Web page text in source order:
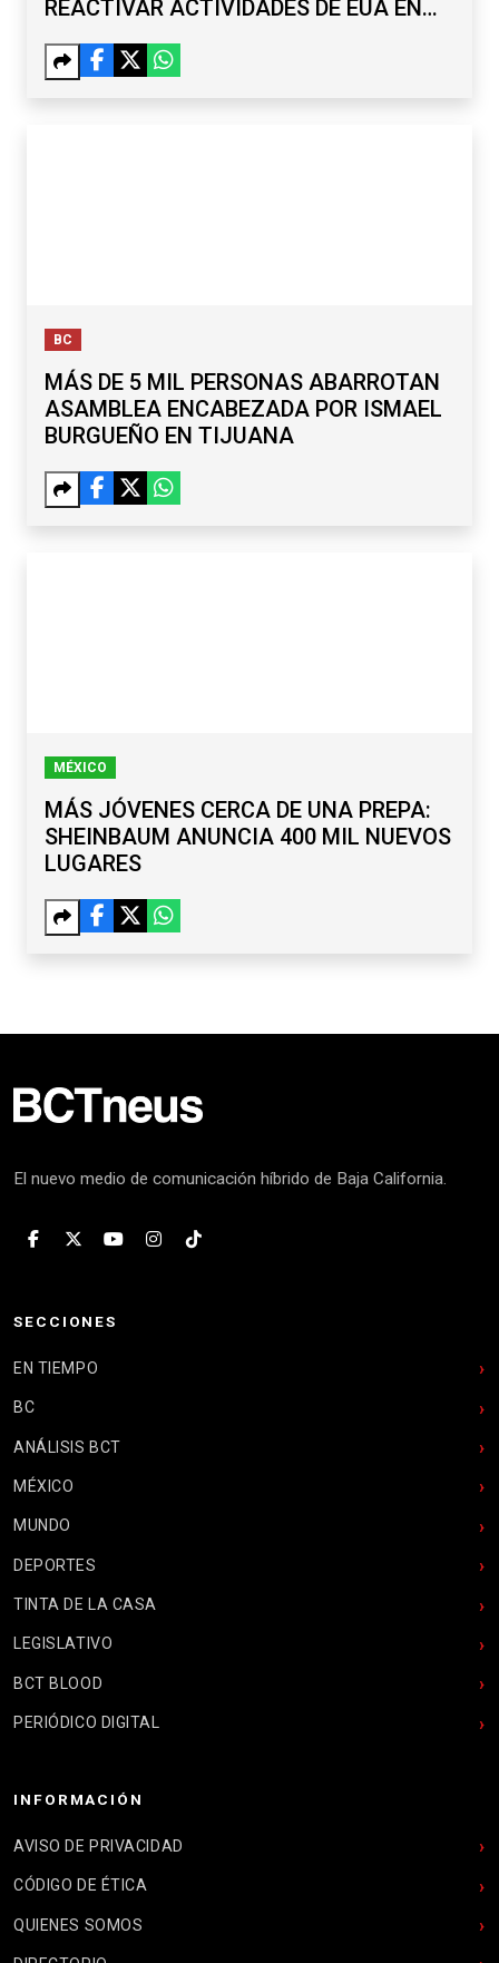
REACTIVAR ACTIVIDADES DE EUA EN
BC
MÁS DE 5 MIL PERSONAS ABARROTAN
ASAMBLEA ENCABEZADA POR ISMAEL
BURGUEÑO EN TIJUANA
MÉXICO
MÁS JÓVENES CERCA DE UNA PREPA:
SHEINBAUM ANUNCIA 400 MIL NUEVOS
LUGARES
El nuevo medio de comunicación híbrido de Baja California.
SECCIONES
EN TIEMPO
BC
ANÁLISIS BCT
MÉXICO
MUNDO
DEPORTES
TINTA DE LA CASA
LEGISLATIVO
BCT BLOOD
PERIÓDICO DIGITAL
INFORMACIÓN
AVISO DE PRIVACIDAD
CÓDIGO DE ÉTICA
QUIENES SOMOS